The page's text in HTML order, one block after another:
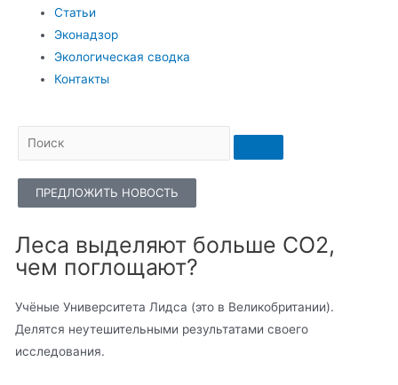
Статьи
Эконадзор
Экологическая сводка
Контакты
ПРЕДЛОЖИТЬ НОВОСТЬ
Леса выделяют больше СО2,
чем поглощают?
Учёные Университета Лидса (это в Великобритании).
Делятся неутешительными результатами своего
исследования.